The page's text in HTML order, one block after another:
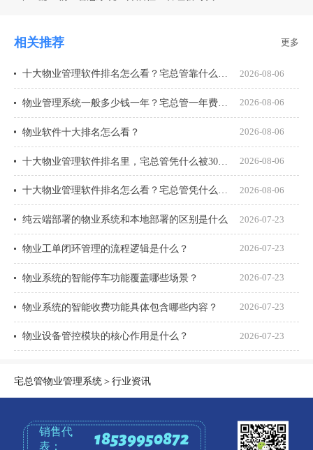
相关推荐 更多
2026-08-06
2026-08-06
物业软件十大排名怎么看？ 2026-08-06
2026-08-06
十大物业管理软件排名怎么看？宅总管凭什么能进榜？ 2026-08-06
纯云端部署的物业系统和本地部署的区别是什么 2026-07-23
物业工单闭环管理的流程逻辑是什么？ 2026-07-23
物业系统的智能停车功能覆盖哪些场景？ 2026-07-23
物业系统的智能收费功能具体包含哪些内容？ 2026-07-23
物业设备管控模块的核心作用是什么？ 2026-07-23
宅总管物业管理系统＞行业资讯
销售代
表：
18539950872